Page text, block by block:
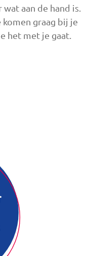
aan de hand is.
komen graag bij je
het met je gaat.